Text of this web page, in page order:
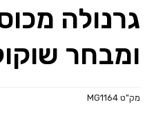
גרנולה
ומבחר
מק"ט MG1164